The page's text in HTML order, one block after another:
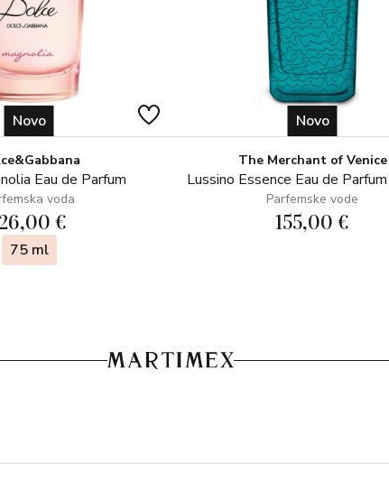
Novo
Eau de Parfum
voda
€
75 ml
Novo
The Merchant of Venice
Lussino Essence Eau de
Parfemske vode
155,00 €